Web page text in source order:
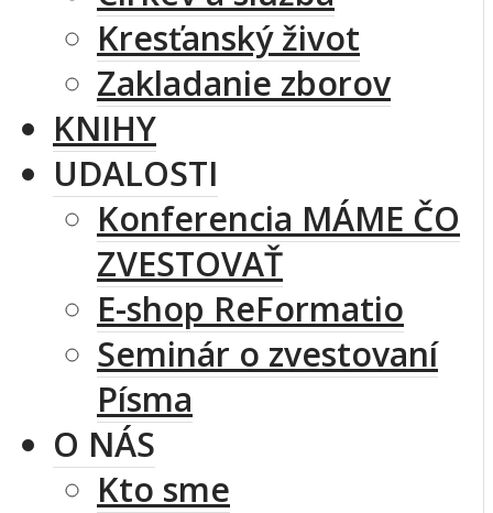
Kresťanský život
Zakladanie zborov
KNIHY
UDALOSTI
Konferencia MÁME ČO
ZVESTOVAŤ
E-shop ReFormatio
Seminár o zvestovaní
Písma
O NÁS
Kto sme